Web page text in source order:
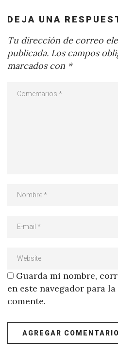
DEJA UNA
Tu dirección de correo
publicada. Los campos
marcados con *
Guarda mi nombre,
en este navegador para
comente.